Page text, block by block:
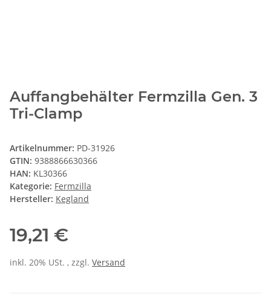
Auffangbehälter Fermzilla Gen. 3
Tri-Clamp
Artikelnummer: PD-31926
GTIN: 9388866630366
HAN: KL30366
Kategorie: Fermzilla
Hersteller: Kegland
19,21 €
inkl. 20% USt. , zzgl. Versand